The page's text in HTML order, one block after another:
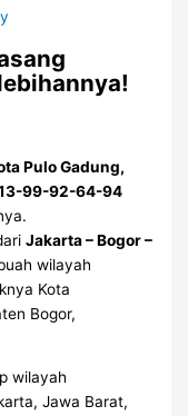
Pulo Gadung,
99-92-64-94
Jakarta – Bogor –
wilayah
Kota
Bogor,
wilayah
Jawa Barat,